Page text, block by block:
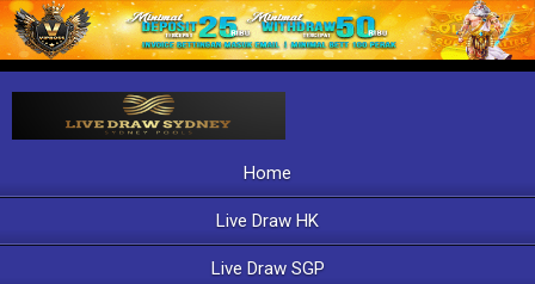
Home
Live Draw HK
Live Draw SGP